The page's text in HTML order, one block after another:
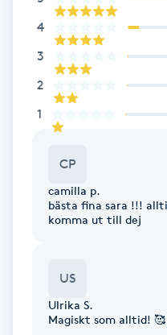
Fotvård
Fransar
Fransborttagning
Fransfärgning
Fransförlängning
Fransförlängning Volym
4
3
2
1
CP
camilla p.
bästa fina sara !!!
komma ut till dej
US
Ulrika S.
Magiskt som alltid! 🥰